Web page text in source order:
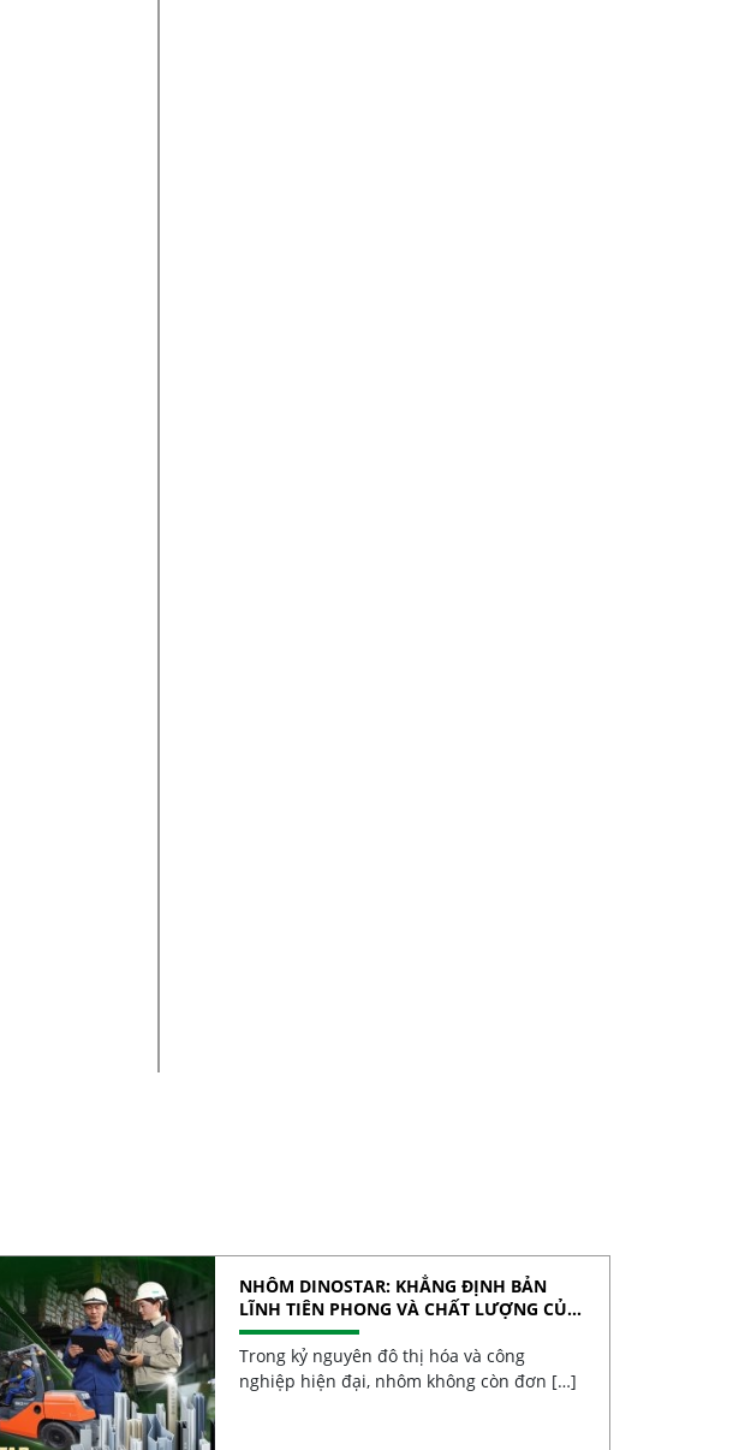
NHÔM DINOSTAR: KHẲNG ĐỊNH BẢN
LĨNH TIÊN PHONG VÀ CHẤT LƯỢNG CỦA
NHÔM VIỆT
Trong kỷ nguyên đô thị hóa và công
nghiệp hiện đại, nhôm không còn đơn […]